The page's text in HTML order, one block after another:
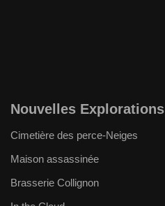
Nouvelles Explorations
Cimetière des perce-Neiges
Maison assassinée
Brasserie Collignon